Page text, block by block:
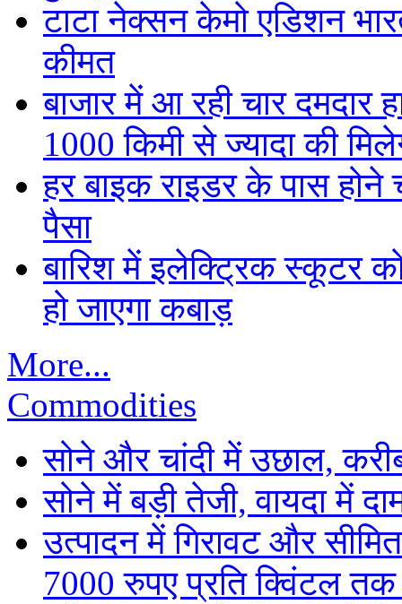
टाटा नेक्सन केमो एडिशन
कीमत
बाजार में आ रही चार दमदार
1000 किमी से ज्यादा की
हर बाइक राइडर के पास होने
पैसा
बारिश में इलेक्ट्रिक स्कूटर को
हो जाएगा कबाड़
More...
Commodities
सोने और चांदी में उछाल,
सोने में बड़ी तेजी, वायदा में
उत्पादन में गिरावट और
7000 रुपए प्रति क्विंटल